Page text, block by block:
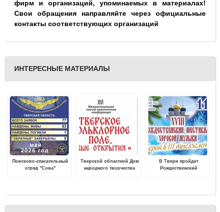
фирм и организаций, упоминаемых в материалах!
Свои обращения направляйте через официальные
контакты соответствующих организаций
ИНТЕРЕСНЫЕ МАТЕРИАЛЫ
Поисково-спасательный
отряд "Сова"
Тверской областной Дом
народного творчества
фольклорное поле.
В Твери пройдет
Рождественский